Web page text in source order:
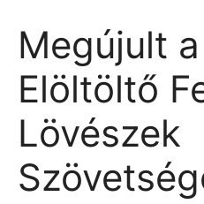
Megújult
Elöltöltő
Lövészek